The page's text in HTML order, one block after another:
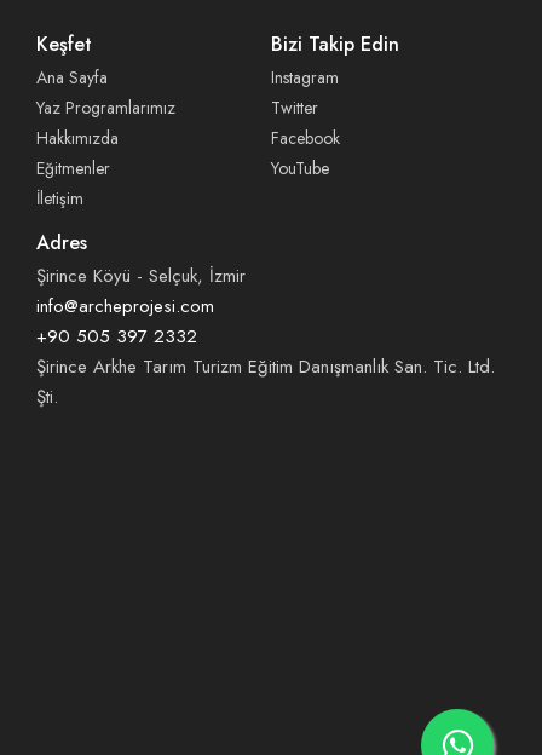
Keşfet
Ana Sayfa
Yaz Programlarımız
Hakkımızda
Eğitmenler
İletişim
Bizi Takip Edin
Instagram
Twitter
Facebook
YouTube
Adres
Şirince Köyü - Selçuk, İzmir
info@archeprojesi.com
+90 505 397 2332
Şirince Arkhe Tarım Turizm Eğitim Danışmanlık San. Tic. Ltd.
Şti.